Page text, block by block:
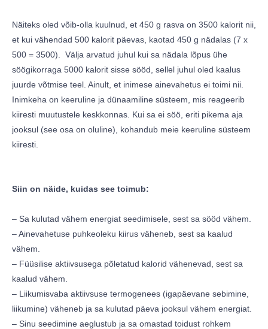
Näiteks oled võib-olla kuulnud, et 450 g rasva on 3500 kalorit nii,
et kui vähendad 500 kalorit päevas, kaotad 450 g nädalas (7 x
500 = 3500). Välja arvatud juhul kui sa nädala lõpus ühe
söögikorraga 5000 kalorit sisse sööd, sellel juhul oled kaalus
juurde võtmise teel. Ainult, et inimese ainevahetus ei toimi nii.
Inimkeha on keeruline ja dünaamiline süsteem, mis reageerib
kiiresti muutustele keskkonnas. Kui sa ei söö, eriti pikema aja
jooksul (see osa on oluline), kohandub meie keeruline süsteem
kiiresti.
Siin on näide, kuidas see toimub:
– Sa kulutad vähem energiat seedimisele, sest sa sööd vähem.
– Ainevahetuse puhkeoleku kiirus väheneb, sest sa kaalud
vähem.
– Füüsilise aktiivsusega põletatud kalorid vähenevad, sest sa
kaalud vähem.
– Liikumisvaba aktiivsuse termogenees (igapäevane sebimine,
liikumine) väheneb ja sa kulutad päeva jooksul vähem energiat.
– Sinu seedimine aeglustub ja sa omastad toidust rohkem